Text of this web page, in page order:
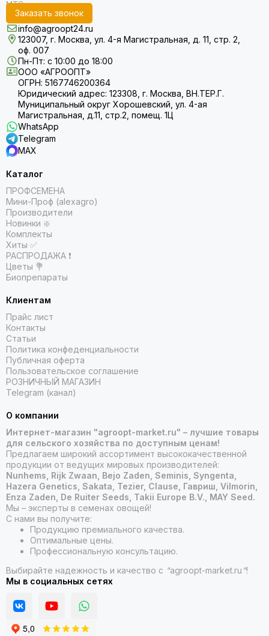
Заказать звонок
info@agroopt24.ru
123007, г. Москва, ул. 4-я Магистральная, д. 11, стр. 2,
оф. 007
Пн-Пт: с 10:00 до 18:00
ООО «АГРООПТ»
ОГРН: 5167746200364
Юридический адрес: 123308, г. Москва, ВН.ТЕР.Г.
Муниципальный округ Хорошевский, ул. 4-ая
Магистральная, д.11, стр.2, помещ. 1Ц
WhatsApp
Telegram
MAX
Каталог
ПРОФСЕМЕНА
Мини-Проф (alexagro)
Производители
Новинки ❇️
Комплекты
Хиты ✅
РАСПРОДАЖА ❗️
Цветы 💐
Биопрепараты
Клиентам
Прайс лист
Контакты
Статьи
Политика конфеденциальности
Публичная оферта
Пользовательское соглашение
РОЗНИЧНЫЙ МАГАЗИН
Telegram (канал)
О компании
Интернет-магазин "agroopt-market.ru" – лучшие товары
для сельского хозяйства по доступным ценам!
Предлагаем широкий ассортимент высококачественной
продукции от ведущих мировых производителей:
Nunhems, Rijk Zwaan, Bejo Zaden, Seminis, Syngenta,
Hazera Genetics, Sakata, Tezier, Clause, Гавриш, Vilmorin,
Enza Zaden, De Ruiter Seeds, Takii Europe B.V., MAY Seed.
Мы – эксперты в семенах овощей!
С нами вы получите:
Продукцию премиального качества.
Оптимальные цены.
Профессиональную консультацию.
Выбирайте надежность и качество с "agroopt-market.ru "!
Мы в социальных сетях